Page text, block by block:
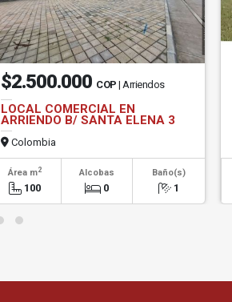
$2.500.000 COP | Arriendos
LOCAL COMERCIAL EN
ARRIENDO B/ SANTA ELENA 3
Colombia
Área m2
100
Alcobas
0
Baño(s)
1